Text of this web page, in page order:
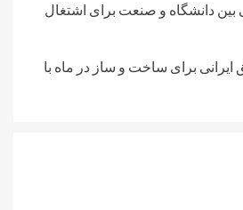
بین دانشگاه و صنعت برای اشتغال
ایرانی برای ساخت و ساز در ماه با